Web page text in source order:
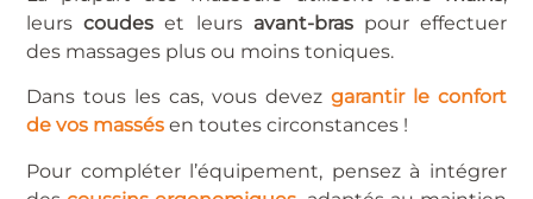
leurscoudes et leurs avant-braspour effectuer
des massages plus ou moins toniques.
Dans tous les cas, vous devez garantir le confort
de vos massés en toutes circonstances !
Pour compléter l’équipement, pensez à intégrer